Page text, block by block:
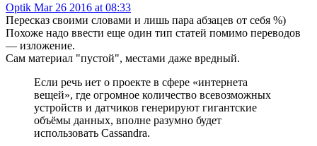
Optik Mar 26 2016 at 08:33
Пересказ своими словами и лишь пара абзацев от себя %)
Похоже надо ввести еще один тип статей помимо переводов
— изложение.
Сам материал "пустой", местами даже вредный.
Если речь иет о проекте в сфере «интернета
вещей», где огромное количество всевозможных
устройств и датчиков генерируют гигантские
объёмы данных, вполне разумно будет
использовать Cassandra.